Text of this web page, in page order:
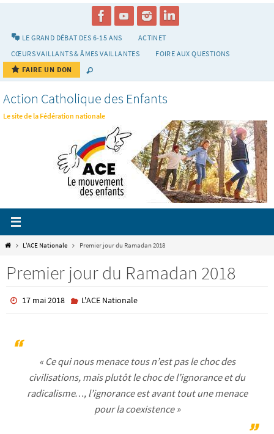
LE GRAND DÉBAT DES 6-15 ANS
ACTINET
CŒURS VAILLANTS & ÂMES VAILLANTES
FOIRE AUX QUESTIONS
FAIRE UN DON
Action Catholique des Enfants
Le site de la Fédération nationale
HomeL'ACE Nationale Premier jour du Ramadan 2018
Premier jour du Ramadan 2018
17 mai 2018 L'ACE Nationale
« Ce qui nous menace tous n’est pas le choc des
civilisations, mais plutôt le choc de l’ignorance et du
radicalisme…, l’ignorance est avant tout une menace
pour la coexistence »